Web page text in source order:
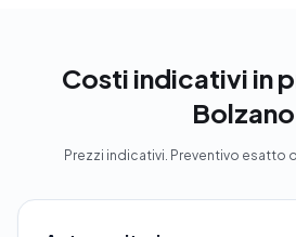
Costi indicativi in
Bolzano
Prezzi indicativi. Preventivo esatto